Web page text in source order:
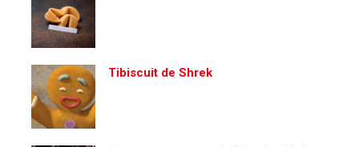
Tibiscuit de Shrek